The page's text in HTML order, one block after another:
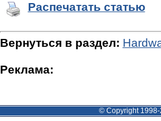
Распечатать статью
Вернуться в раздел:
Реклама:
© Copyright 1998-